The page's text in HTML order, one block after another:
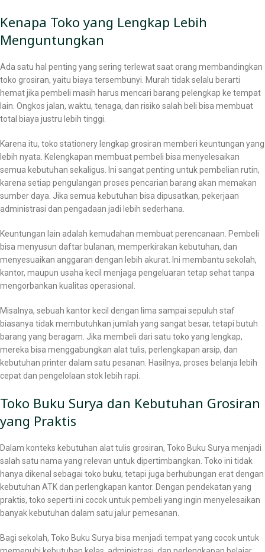
Kenapa Toko yang Lengkap Lebih
Menguntungkan
Ada satu hal penting yang sering terlewat saat orang membandingkan
toko grosiran, yaitu biaya tersembunyi. Murah tidak selalu berarti
hemat jika pembeli masih harus mencari barang pelengkap ke tempat
lain. Ongkos jalan, waktu, tenaga, dan risiko salah beli bisa membuat
total biaya justru lebih tinggi.
Karena itu, toko stationery lengkap grosiran memberi keuntungan yang
lebih nyata. Kelengkapan membuat pembeli bisa menyelesaikan
semua kebutuhan sekaligus. Ini sangat penting untuk pembelian rutin,
karena setiap pengulangan proses pencarian barang akan memakan
sumber daya. Jika semua kebutuhan bisa dipusatkan, pekerjaan
administrasi dan pengadaan jadi lebih sederhana.
Keuntungan lain adalah kemudahan membuat perencanaan. Pembeli
bisa menyusun daftar bulanan, memperkirakan kebutuhan, dan
menyesuaikan anggaran dengan lebih akurat. Ini membantu sekolah,
kantor, maupun usaha kecil menjaga pengeluaran tetap sehat tanpa
mengorbankan kualitas operasional.
Misalnya, sebuah kantor kecil dengan lima sampai sepuluh staf
biasanya tidak membutuhkan jumlah yang sangat besar, tetapi butuh
barang yang beragam. Jika membeli dari satu toko yang lengkap,
mereka bisa menggabungkan alat tulis, perlengkapan arsip, dan
kebutuhan printer dalam satu pesanan. Hasilnya, proses belanja lebih
cepat dan pengelolaan stok lebih rapi.
Toko Buku Surya dan Kebutuhan Grosiran
yang Praktis
Dalam konteks kebutuhan alat tulis grosiran, Toko Buku Surya menjadi
salah satu nama yang relevan untuk dipertimbangkan. Toko ini tidak
hanya dikenal sebagai toko buku, tetapi juga berhubungan erat dengan
kebutuhan ATK dan perlengkapan kantor. Dengan pendekatan yang
praktis, toko seperti ini cocok untuk pembeli yang ingin menyelesaikan
banyak kebutuhan dalam satu jalur pemesanan.
Bagi sekolah, Toko Buku Surya bisa menjadi tempat yang cocok untuk